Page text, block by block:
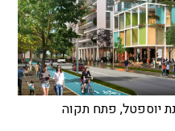
יוספטל, פתח תקוה